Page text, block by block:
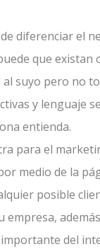
diferenciar el
que existan
suyo pero no
y lenguaje
entienda.
para el
medio de la
posible
empresa,
del